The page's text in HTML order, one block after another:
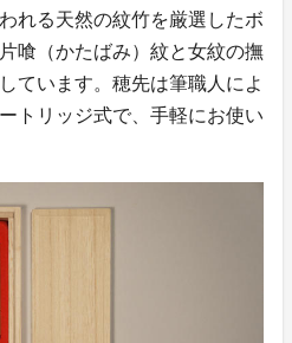
れる天然の紋竹を厳選したボ
喰（かたばみ）紋と女紋の撫
ています。穂先は筆職人によ
トリッジ式で、手軽にお使い